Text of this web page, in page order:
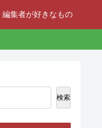
編集者が好きなもの
検索